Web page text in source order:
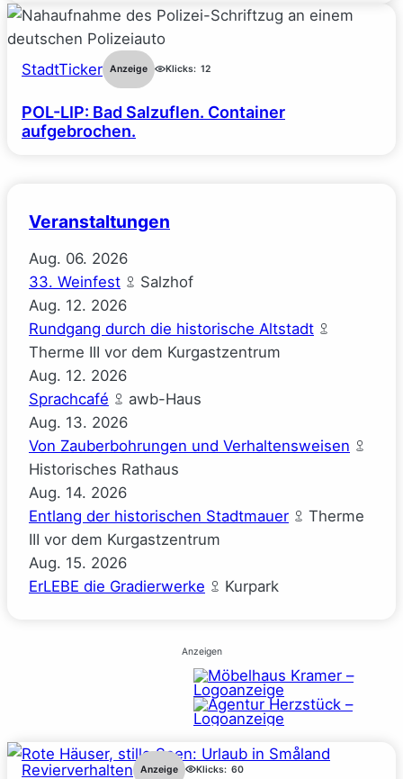
StadtTicker Anzeige Klicks: 12
POL-LIP: Bad Salzuflen. Container
aufgebrochen.
Veranstaltungen
Aug. 06. 2026
33. Weinfest
Salzhof
Aug. 12. 2026
Rundgang durch die historische Altstadt
Therme III vor dem Kurgastzentrum
Aug. 12. 2026
Sprachcafé
awb-Haus
Aug. 13. 2026
Von Zauberbohrungen und Verhaltensweisen
Historisches Rathaus
Aug. 14. 2026
Entlang der historischen Stadtmauer
Therme
III vor dem Kurgastzentrum
Aug. 15. 2026
ErLEBE die Gradierwerke
Kurpark
Anzeigen
Revierverhalten Anzeige Klicks: 60